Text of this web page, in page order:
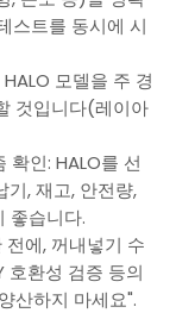
스트를 동시에 시
모델을 주 경
것입니다(레이아
인: HALO를 선
기, 재고, 안전량,
좋습니다.
에, 꺼내넣기 수
호환성 검증 등의
산하지 마세요".